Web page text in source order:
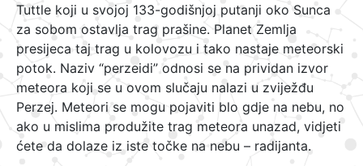
Tuttle koji u svojoj 133-godišnjoj putanji oko Sunca
za sobom ostavlja trag prašine. Planet Zemlja
presijeca taj trag u kolovozu i tako nastaje meteorski
potok. Naziv “perzeidi” odnosi se na prividan izvor
meteora koji se u ovom slučaju nalazi u zviježđu
Perzej. Meteori se mogu pojaviti blo gdje na nebu, no
ako u mislima produžite trag meteora unazad, vidjeti
ćete da dolaze iz iste točke na nebu – radijanta.